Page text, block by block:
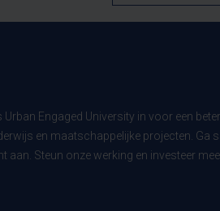
Urban Engaged University in voor een
en maatschappelijke projecten. Ga
aan. Steun onze werking en investeer